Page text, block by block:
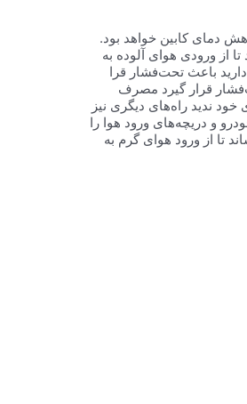
دمای کابین خواهد بود.
از ورودی هوای آلوده به
باعث تحت‌فشار قرا
قرار گیرد مصرف
ندید راه‌های دیگری نیز
و دریچه‌های ورود هوا را
تا از ورود هوای گرم به